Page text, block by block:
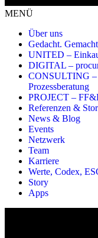
MENÜ
Über uns
Gedacht.
UNITED –
DIGITAL –
CONSULTING –
Prozessberatung
PROJECT –
Referenzen &
News & Blog
Events
Netzwerk
Team
Karriere
Werte, Codex,
Story
Apps